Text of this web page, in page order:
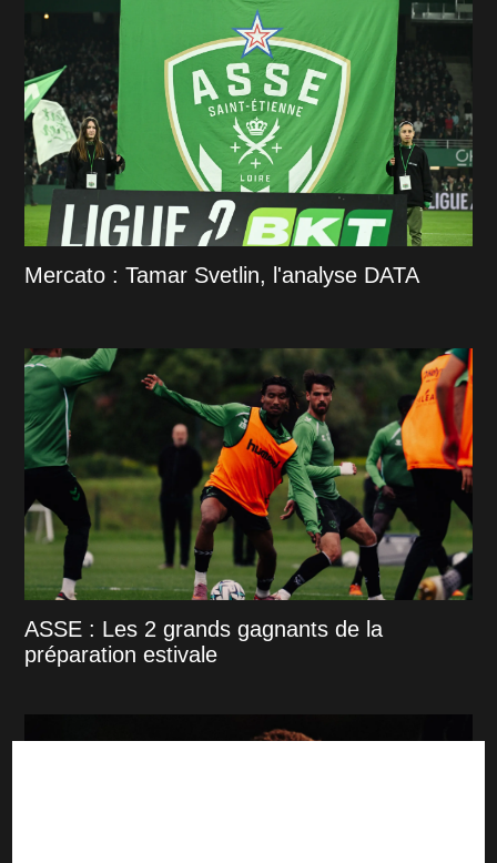
Mercato : Tamar Svetlin, l'analyse DATA
ASSE : Les 2 grands gagnants de la
préparation estivale